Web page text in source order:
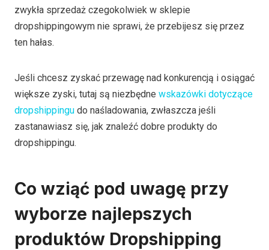
zwykła sprzedaż czegokolwiek w sklepie
dropshippingowym nie sprawi, że przebijesz się przez
ten hałas.
Jeśli chcesz zyskać przewagę nad konkurencją i osiągać
większe zyski, tutaj są niezbędne wskazówki dotyczące
dropshippingu do naśladowania, zwłaszcza jeśli
zastanawiasz się, jak znaleźć dobre produkty do
dropshippingu.
Co wziąć pod uwagę przy
wyborze najlepszych
produktów Dropshipping